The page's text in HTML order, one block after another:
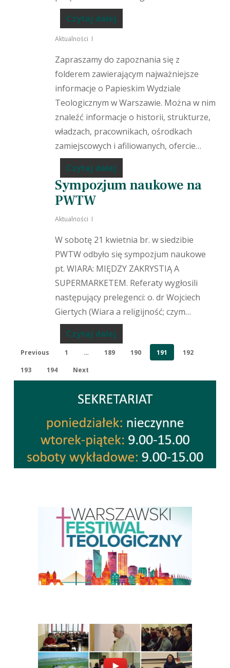
Czytaj dalej
Aktualności
Zapraszamy do zapoznania się z
folderem zawierającym najważniejsze
informacje o Papieskim Wydziale
Teologicznym w Warszawie. Można w nim
znaleźć informacje o historii, strukturze,
władzach, pracownikach, ośrodkach
zamiejscowych i afiliowanych, ofercie…
Czytaj dalej
Sympozjum naukowe na
PWTW
Aktualności
W sobotę 21 kwietnia br. w siedzibie
PWTW odbyło się sympozjum naukowe
pt. WIARA: MIĘDZY ZAKRYSTIĄ A
SUPERMARKETEM. Referaty wygłosili
następujący prelegenci: o. dr Wojciech
Giertych (Wiara a religijność; czym…
Czytaj dalej
Previous 1 … 189 190 191
192
193
194 Next